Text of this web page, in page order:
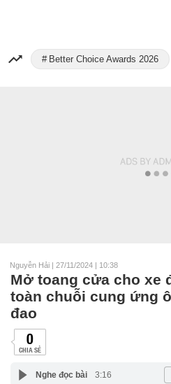
Better Choice Awards 2026
Nguyễn Hải | 27/11/2024 | 10:38
Mở toang cửa cho xe
toàn chuỗi cung ứng
đao
0
CHIA SẺ
Nghe đọc bài 3:16